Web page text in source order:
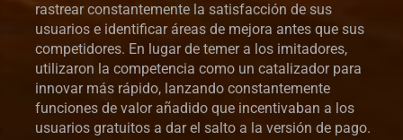
rastrear constantemente la satisfacción de sus
usuarios e identificar áreas de mejora antes que sus
competidores. En lugar de temer a los imitadores,
utilizaron la competencia como un catalizador para
innovar más rápido, lanzando constantemente
funciones de valor añadido que incentivaban a los
usuarios gratuitos a dar el salto a la versión de pago.